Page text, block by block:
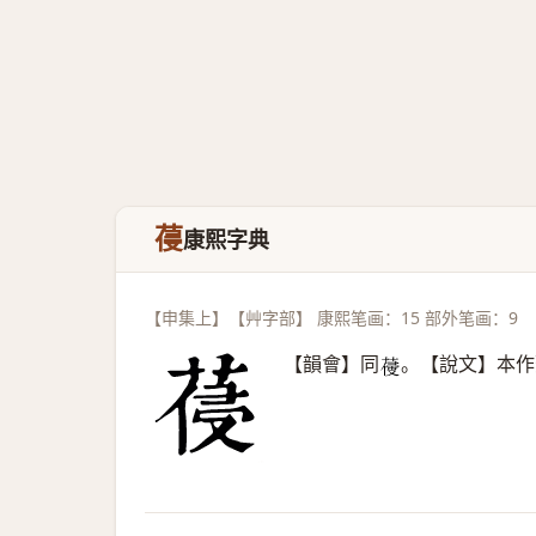
葠康熙字典
【申集上】【艸字部】 康熙笔画：15 部外笔画：9
【韻會】同𦺭 。【說文】本